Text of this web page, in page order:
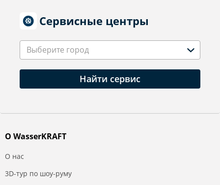
Сервисные центры
Выберите город
Найти сервис
О WasserKRAFT
О нас
3D-тур по шоу-руму